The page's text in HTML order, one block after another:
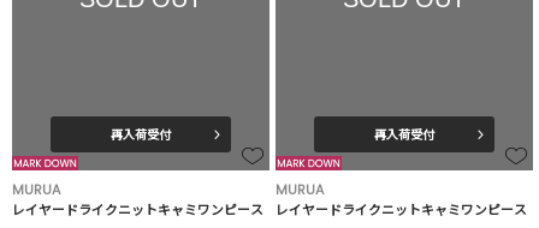
再入荷受付
MURUA
レイヤードライクニットキャミワンピース
再入荷受付
MURUA
レイヤードライクニットキャミワンピース